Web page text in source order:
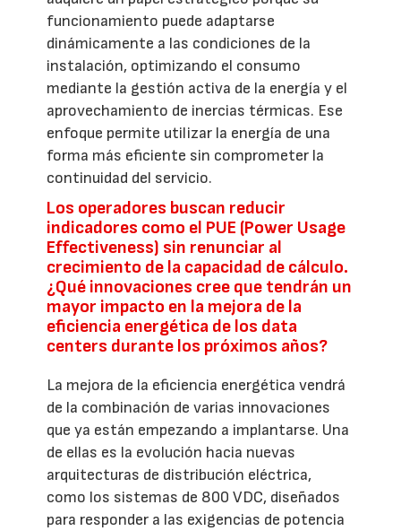
funcionamiento puede adaptarse
dinámicamente a las condiciones de la
instalación, optimizando el consumo
mediante la gestión activa de la energía y el
aprovechamiento de inercias térmicas. Ese
enfoque permite utilizar la energía de una
forma más eficiente sin comprometer la
continuidad del servicio.
Los operadores buscan reducir
indicadores como el PUE (Power Usage
Effectiveness) sin renunciar al
crecimiento de la capacidad de cálculo.
¿Qué innovaciones cree que tendrán un
mayor impacto en la mejora de la
eficiencia energética de los data
centers durante los próximos años?
La mejora de la eficiencia energética vendrá
de la combinación de varias innovaciones
que ya están empezando a implantarse. Una
de ellas es la evolución hacia nuevas
arquitecturas de distribución eléctrica,
como los sistemas de 800 VDC, diseñados
para responder a las exigencias de potencia